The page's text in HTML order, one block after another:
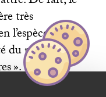
très
l’espèce les
du peuple – les
». Ces